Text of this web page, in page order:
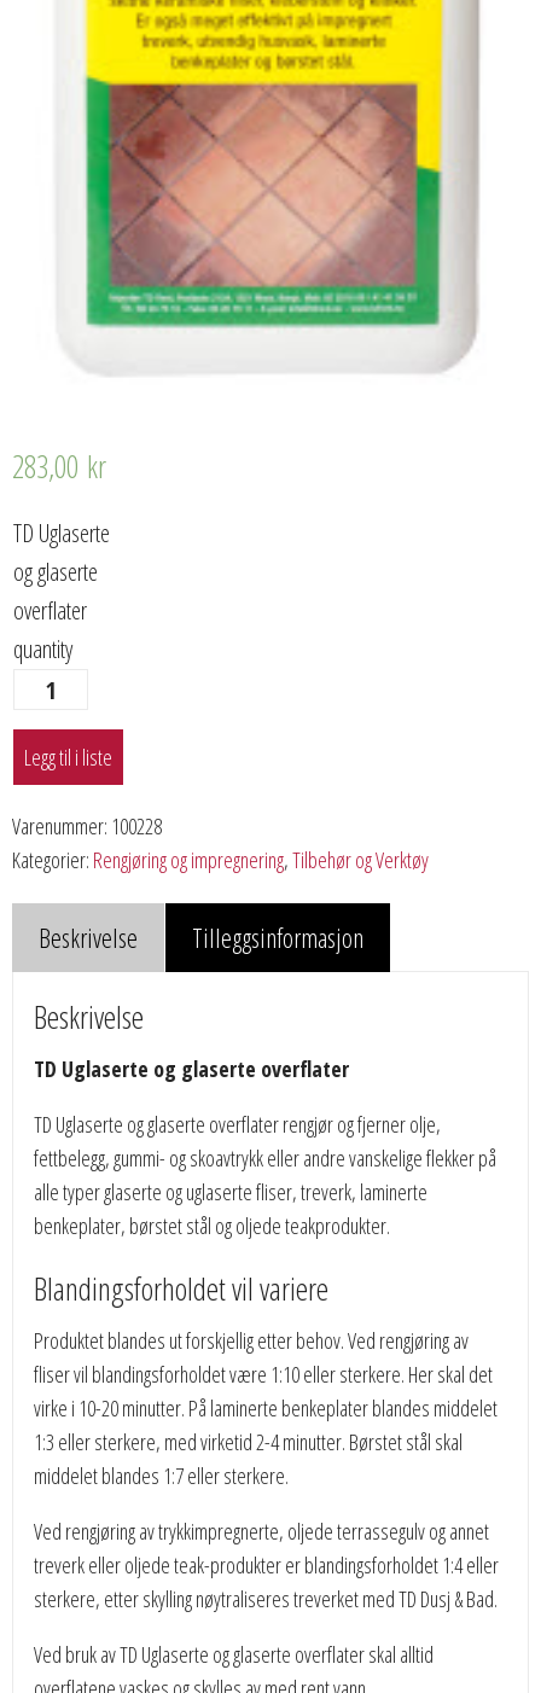
283,00 kr
TD Uglaserte
og glaserte
overflater
quantity
Legg til i liste
Varenummer: 100228
Kategorier: Rengjøring og impregnering,Tilbehør og Verktøy
Beskrivelse Tilleggsinformasjon
Beskrivelse
TD Uglaserte og glaserte overflater
TD Uglaserte og glaserte overflater rengjør og fjerner olje,
fettbelegg, gummi- og skoavtrykk eller andre vanskelige flekker på
alle typer glaserte og uglaserte fliser, treverk, laminerte
benkeplater, børstet stål og oljede teakprodukter.
Blandingsforholdet vil variere
Produktet blandes ut forskjellig etter behov. Ved rengjøring av
fliser vil blandingsforholdet være 1:10 eller sterkere. Her skal det
virke i 10-20 minutter. På laminerte benkeplater blandes middelet
1:3 eller sterkere, med virketid 2-4 minutter. Børstet stål skal
middelet blandes 1:7 eller sterkere.
Ved rengjøring av trykkimpregnerte, oljede terrassegulv og annet
treverk eller oljede teak-produkter er blandingsforholdet 1:4 eller
sterkere, etter skylling nøytraliseres treverket med TD Dusj & Bad.
Ved bruk av TD Uglaserte og glaserte overflater skal alltid